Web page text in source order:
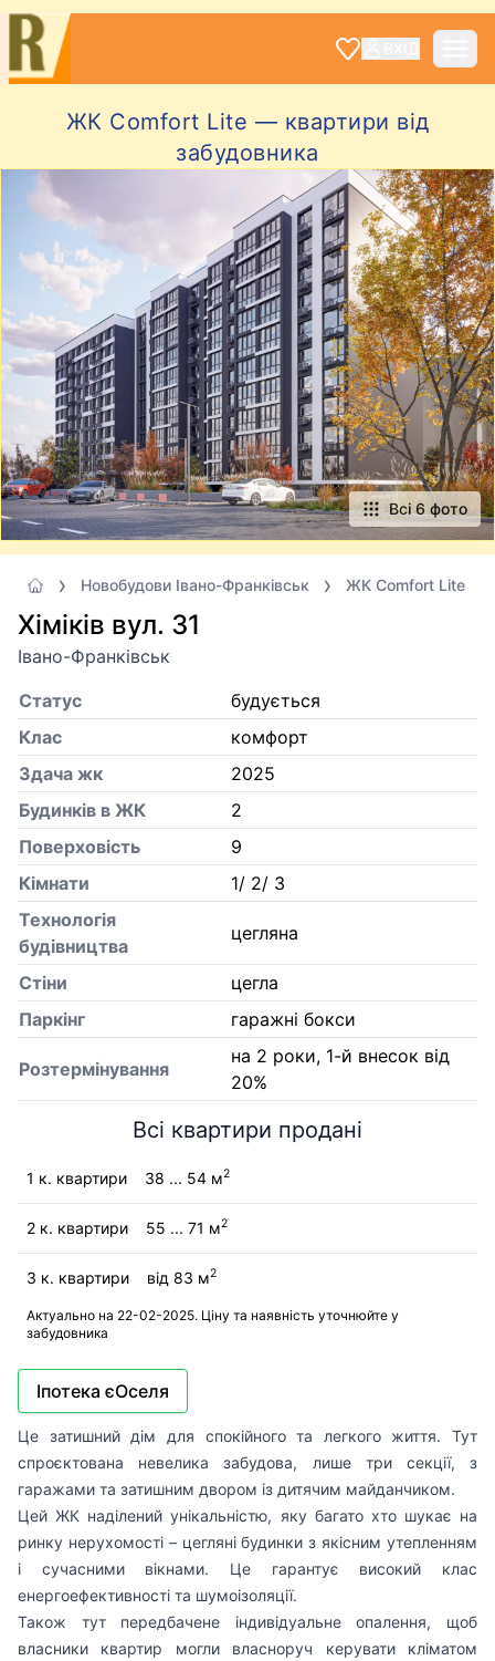
ЖК Comfort Lite — квартири від
забудовника
Всі 6 фото
Новобудови Івано-Франківськ ЖК Comfort Lite
Хіміків вул. 31
Івано-Франківськ
Статус
будується
Клас
комфорт
Здача жк
2025
Будинків в ЖК
2
Поверховість
9
Кiмнати
1/ 2/ 3
Технологія
будівництва
цегляна
Стіни
цегла
Паркінг
гаражні бокси
Розтермінування
на 2 роки, 1-й внесок від
20%
Всі квартири продані
1 к. квартири 38 ... 54 м2
2 к. квартири 55 ... 71 м2
3 к. квартири від 83 м2
Актуально на 22-02-2025. Ціну та наявність уточнюйте у
забудовника
Іпотека єОселя
Це затишний дім для спокійного та легкого життя. Тут
спроєктована невелика забудова, лише три секції, з
гаражами та затишним двором із дитячим майданчиком.
Цей ЖК наділений унікальністю, яку багато хто шукає на
ринку нерухомості – цегляні будинки з якісним утепленням
і сучасними вікнами. Це гарантує високий клас
енергоефективності та шумоізоляції.
Також тут передбачене індивідуальне опалення, щоб
власники квартир могли власноруч керувати кліматом